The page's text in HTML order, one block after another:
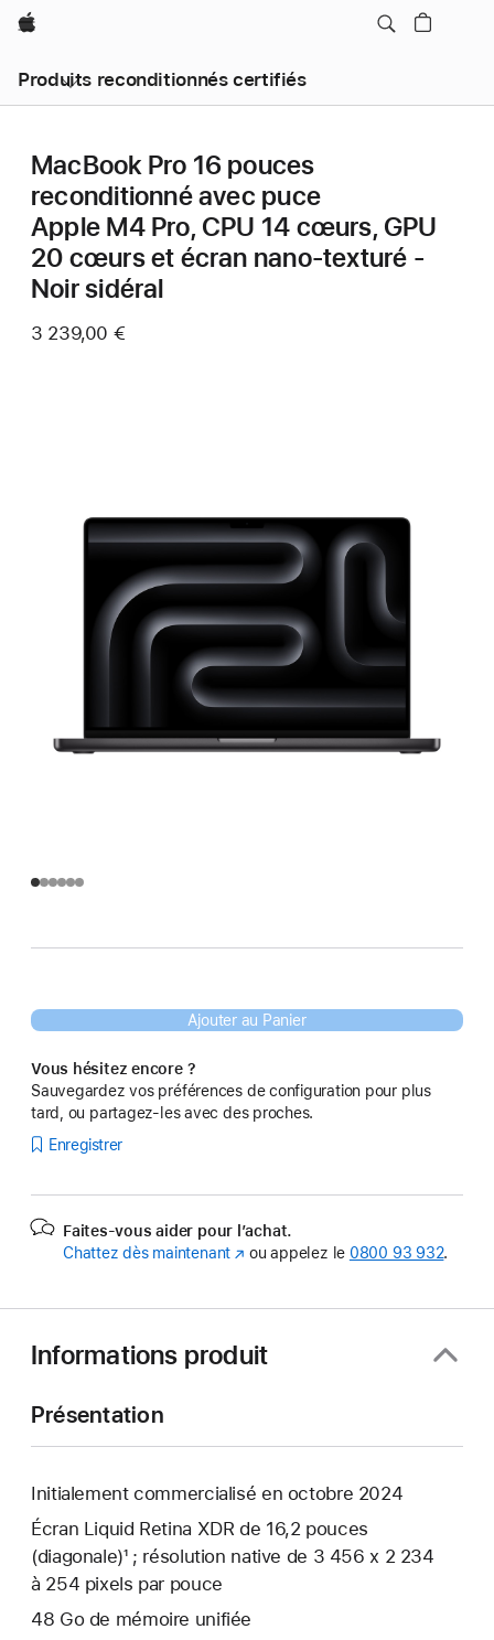
Apple
Produits reconditionnés certifiés
MacBook Pro 16 pouces
reconditionné avec puce
Apple M4 Pro, CPU 14 cœurs, GPU
20 cœurs et écran nano-texturé -
Noir sidéral
3 239,00 €
Ajouter au Panier
Vous hésitez encore ?
Sauvegardez vos préférences de configuration pour plus
tard, ou partagez-les avec des proches.
Enregistrer
Faites-vous aider pour l’achat.
Chattez dès maintenant (s’ouvre
ou appelez le 0800 93 932.
Informations produit
Présentation
Initialement commercialisé en octobre 2024
Écran Liquid Retina XDR de 16,2 pouces
(diagonale)¹ ; résolution native de 3 456 x 2 234
à 254 pixels par pouce
48 Go de mémoire unifiée